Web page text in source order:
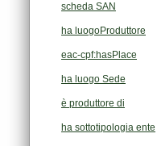
scheda SAN
ha luogoProduttore
eac-cpf:hasPlace
ha luogo Sede
è produttore di
ha sottotipologia ente